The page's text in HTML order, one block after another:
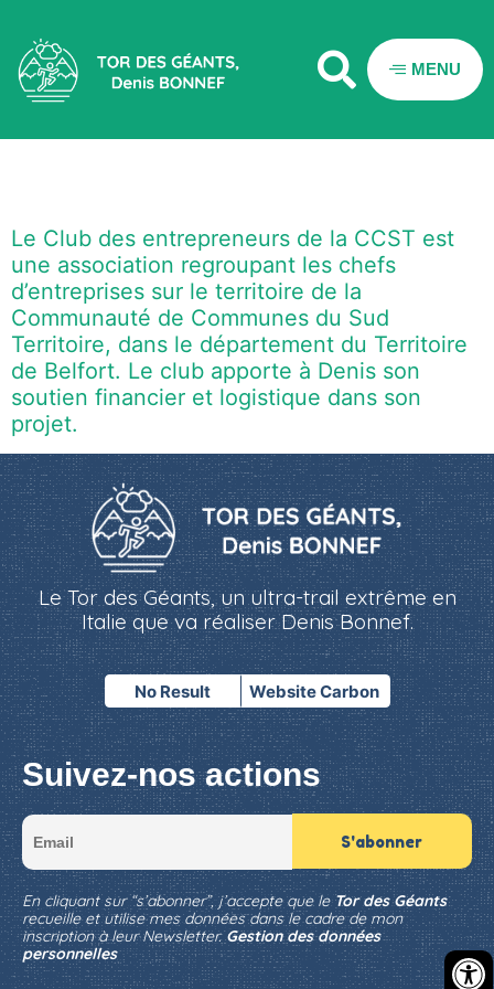
MENU
Le Club des entrepreneurs de la CCST est
une association regroupant les chefs
d’entreprises sur le territoire de la
Communauté de Communes du Sud
Territoire, dans le département du Territoire
de Belfort. Le club apporte à Denis son
soutien financier et logistique dans son
projet.
Le Tor des Géants, un ultra-trail extrême en
Italie que va réaliser Denis Bonnef.
No Result Website Carbon
Suivez-nos actions
En cliquant sur “s’abonner”, j’accepte que leTor des Géants
recueille et utilise mes données dans le cadre de mon
inscription à leur Newsletter.Gestion des données
personnelles